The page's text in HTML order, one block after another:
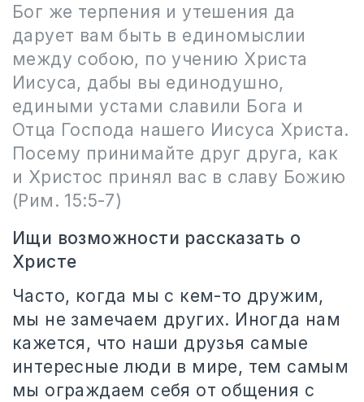
Бог же терпения и утешения да
дарует вам быть в единомыслии
между собою, по учению Христа
Иисуса, дабы вы единодушно,
едиными устами славили Бога и
Отца Господа нашего Иисуса Христа.
Посему принимайте друг друга, как
и Христос принял вас в славу Божию
(Рим. 15:5-7)
Ищи возможности рассказать о
Христе
Часто, когда мы с кем-то дружим,
мы не замечаем других. Иногда нам
кажется, что наши друзья самые
интересные люди в мире, тем самым
мы ограждаем себя от общения с